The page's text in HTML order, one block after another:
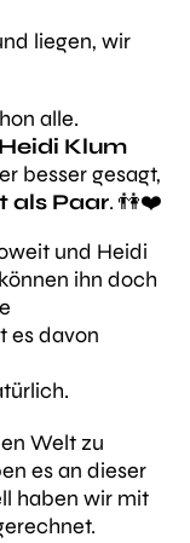
liegen, wir
alle.
Heidi Klum
besser gesagt,
als Paar. 👫❤️
und Heidi
ihn doch
es davon
Welt zu
es an dieser
haben wir mit